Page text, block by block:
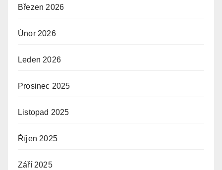
Březen 2026
Únor 2026
Leden 2026
Prosinec 2025
Listopad 2025
Říjen 2025
Září 2025